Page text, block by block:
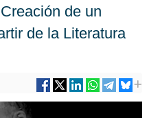
de un
de la Literatura